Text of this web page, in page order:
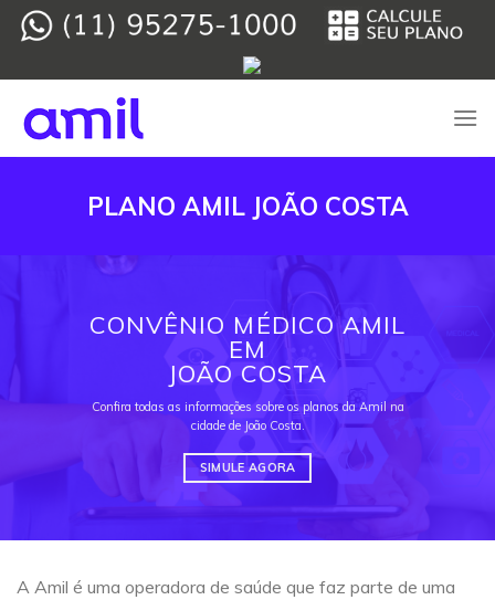
Skip
PLANO AMIL JOÃO COSTA
CONVÊNIO MÉDICO AMIL
EM
JOÃO COSTA
Confira todas as informações sobre os planos da Amil na
cidade de João Costa.
SIMULE AGORA
A Amil é uma operadora de saúde que faz parte de uma